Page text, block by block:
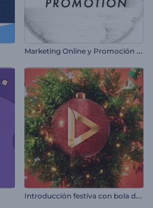
M
arketing Online y Promoción SEO
I
ntroducción festiva con bola de Navidad